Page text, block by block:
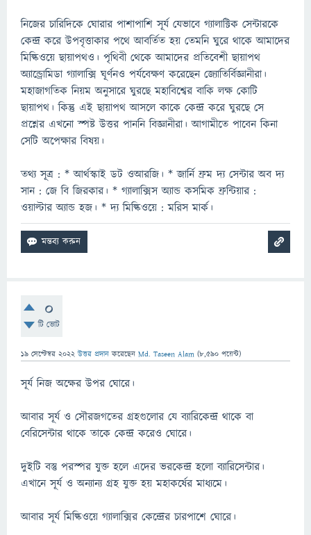
নিজের চারিদিকে ঘোরার পাশাপাশি সূর্য যেভাবে গ্যালাক্টিক সেন্টারকে
কেন্দ্র করে উপবৃত্তাকার পথে আবর্তিত হয় তেমনি ঘুরে থাকে আমাদের
মিল্কিওয়ে ছায়াপথও। পৃথিবী থেকে আমাদের প্রতিবেশী ছায়াপথ
অ্যান্ড্রোমিডা গ্যালাক্সি ঘূর্ণনও পর্যবেক্ষণ করেছেন জ্যোতির্বিজ্ঞানীরা।
মহাজাগতিক নিয়ম অনুসারে ঘুরছে মহাবিশ্বের বাকি লক্ষ কোটি
ছায়াপথ। কিন্তু এই ছায়াপথ আসলে কাকে কেন্দ্র করে ঘুরছে সে
প্রশ্নের এখনো স্পষ্ট উত্তর পাননি বিজ্ঞানীরা। আগামীতে পাবেন কিনা
সেটি অপেক্ষার বিষয়।
তথ্য সূত্র : * আর্থস্কাই ডট ওআরজি। * জার্নি ফ্রম দ্য সেন্টার অব দ্য
সান : জে বি জিরকার। * গ্যালাক্সিস অ্যান্ড কসমিক ফ্রন্টিয়ার :
ওয়াল্টার অ্যান্ড হজ। * দ্য মিল্কিওয়ে : মরিস মার্ক।
0
টি ভোট
19 সেপ্টেম্বর 2022 উত্তর প্রদান করেছেন Md. Taseen Alam (8,590 পয়েন্ট)
সূর্য নিজ অক্ষের উপর ঘোরে।
আবার সূর্য ও সৌরজগতের গ্রহগুলোর যে ব্যারিকেন্দ্র থাকে বা
বেরিসেন্টার থাকে তাকে কেন্দ্র করেও ঘোরে।
দুইটি বস্তু পরস্পর যুক্ত হলে এদের ভরকেন্দ্র হলো ব্যারিসেন্টার।
এখানে সূর্য ও অন্যান্য গ্রহ যুক্ত হয় মহাকর্ষের মাধ্যমে।
আবার সূর্য মিল্কিওয়ে গ্যালাক্সির কেন্দ্রের চারপাশে ঘোরে।